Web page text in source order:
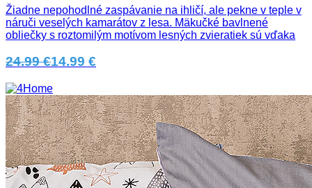
Žiadne nepohodlné zaspávanie na ihličí, ale pekne v teple v
náruči veselých kamarátov z lesa. Mäkučké bavlnené
obliečky s roztomilým motívom lesných zvieratiek sú vďaka
24.99 €14.99 €